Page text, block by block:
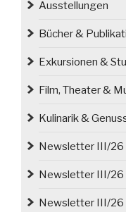
Ausstellungen
Bücher &
Exkursionen &
Film, Theater &
Kulinarik &
Newsletter III/26
Newsletter III/26
Newsletter III/26